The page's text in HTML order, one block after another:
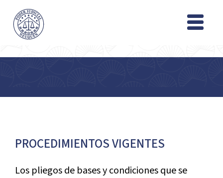
PROCEDIMIENTOS VIGENTES
Los pliegos de bases y condiciones que se